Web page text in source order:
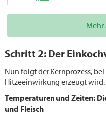
Mehr
Schritt 2: Der
Nun folgt der Kernprozess,
Hitzeeinwirkung erzeugt wird.
Temperaturen und Zeiten:
und Fleisch